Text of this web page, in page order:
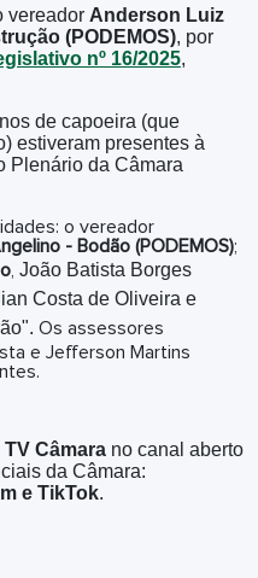
vereador Anderson Luiz
(PODEMOS), por
nº 16/2025,
de capoeira (que
estiveram presentes à
Plenário da Câmara
o vereador
- Bodão (PODEMOS);
João Batista Borges
Costa de Oliveira e
Os assessores
e Jefferson Martins
TV Câmara no canal aberto
da Câmara:
e TikTok.